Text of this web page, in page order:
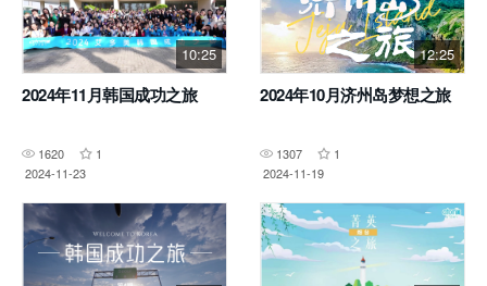
10:25
2024年11月韩国成功之旅
1620
1
2024-11-23
12:25
2024年10月济州岛梦想之旅
1307
1
2024-11-19